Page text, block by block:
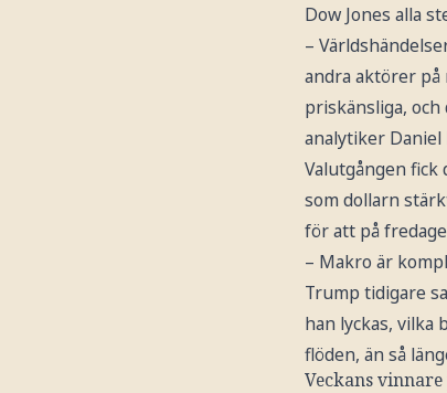
Dow Jones alla
–
andra aktörer på
priskänsliga,
analytiker Daniel
Valutgången
som dollarn
för att på
– Makro är
Trump tidigare
han lyckas, vilka
flöden, än så
Veckans